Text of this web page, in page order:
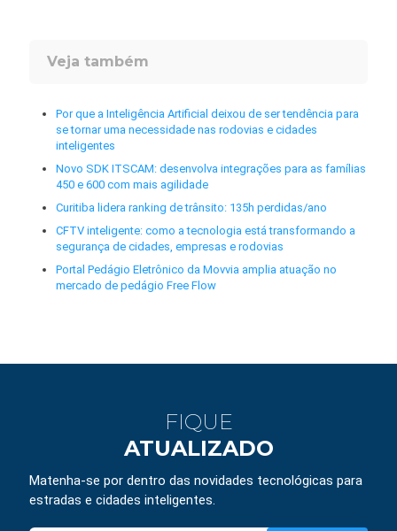
Veja também
Por que a Inteligência Artificial deixou de ser tendência para
se tornar uma necessidade nas rodovias e cidades
inteligentes
Novo SDK ITSCAM: desenvolva integrações para as famílias
450 e 600 com mais agilidade
Curitiba lidera ranking de trânsito: 135h perdidas/ano
CFTV inteligente: como a tecnologia está transformando a
segurança de cidades, empresas e rodovias
Portal Pedágio Eletrônico da Movvia amplia atuação no
mercado de pedágio Free Flow
FIQUE
ATUALIZADO
Matenha-se por dentro das novidades tecnológicas para
estradas e cidades inteligentes.